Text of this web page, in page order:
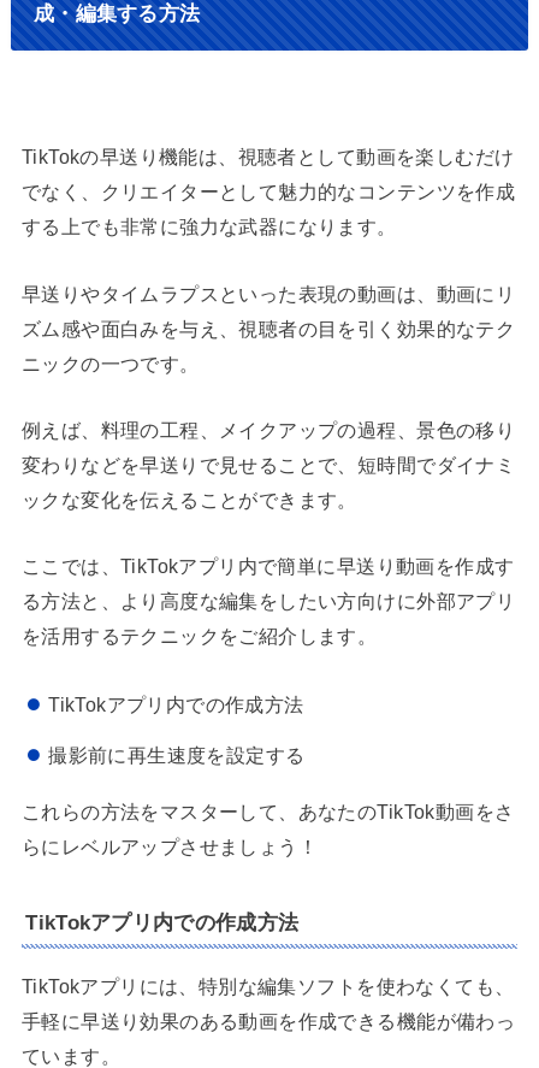
成・編集する方法
TikTokの早送り機能は、視聴者として動画を楽しむだけ
でなく、クリエイターとして魅力的なコンテンツを作成
する上でも非常に強力な武器になります。
早送りやタイムラプスといった表現の動画は、動画にリ
ズム感や面白みを与え、視聴者の目を引く効果的なテク
ニックの一つです。
例えば、料理の工程、メイクアップの過程、景色の移り
変わりなどを早送りで見せることで、短時間でダイナミ
ックな変化を伝えることができます。
ここでは、TikTokアプリ内で簡単に早送り動画を作成す
る方法と、より高度な編集をしたい方向けに外部アプリ
を活用するテクニックをご紹介します。
TikTokアプリ内での作成方法
撮影前に再生速度を設定する
これらの方法をマスターして、あなたのTikTok動画をさ
らにレベルアップさせましょう！
TikTokアプリ内での作成方法
TikTokアプリには、特別な編集ソフトを使わなくても、
手軽に早送り効果のある動画を作成できる機能が備わっ
ています。